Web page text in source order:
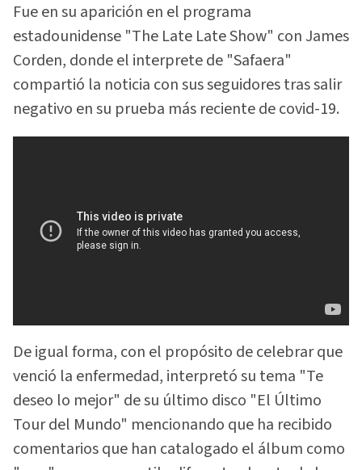
Fue en su aparición en el programa
estadounidense "The Late Late Show" con James
Corden, donde el interprete de "Safaera"
compartió la noticia con sus seguidores tras salir
negativo en su prueba más reciente de covid-19.
De igual forma, con el propósito de celebrar que
venció la enfermedad, interpretó su tema "Te
deseo lo mejor" de su último disco "El Último
Tour del Mundo" mencionando que ha recibido
comentarios que han catalogado el álbum como